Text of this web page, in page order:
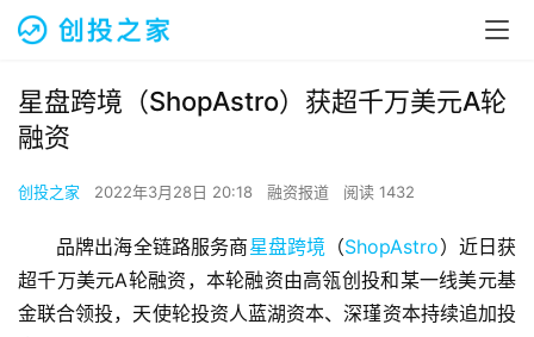
星盘跨境（ShopAstro）获超千万美元A轮
融资
创投之家 2022年3月28日 20:18 融资报道 阅读 1432
品牌出海全链路服务商星盘跨境 （ShopAstro）近日获
超千万美元A轮融资，本轮融资由高瓴创投和某一线美元基
金联合领投，天使轮投资人蓝湖资本、深瑾资本持续追加投